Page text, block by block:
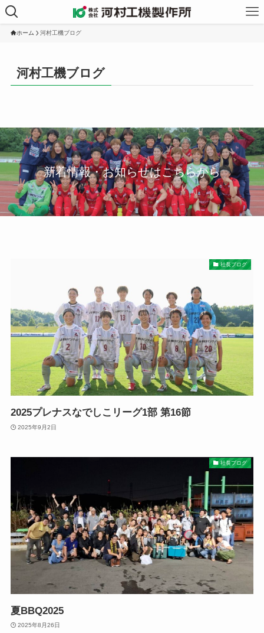
ホーム 河村工機ブログ
河村工機ブログ
新着情報・お知らせはこちらから
社長ブログ
2025プレナスなでしこリーグ1部 第16節
2025年9月2日
社長ブログ
夏BBQ2025
2025年8月26日